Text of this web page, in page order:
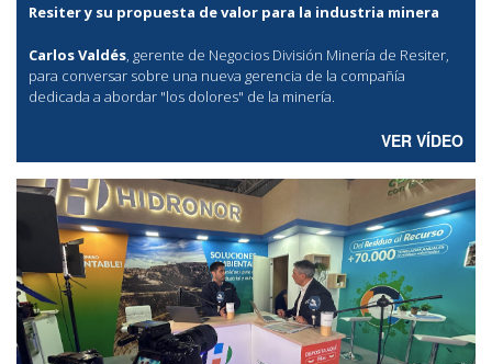
Resiter y su propuesta de valor para la industria minera
Carlos Valdés, gerente de Negocios División Minería de Resiter,
para conversar sobre una nueva gerencia de la compañía
dedicada a abordar "los dolores" de la minería.
VER VÍDEO